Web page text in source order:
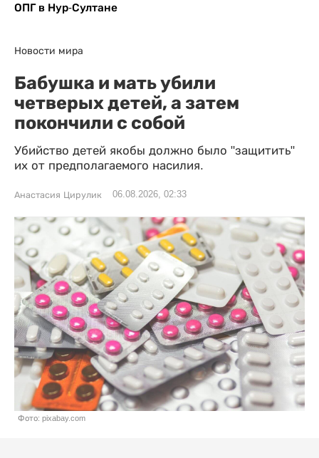
ОПГ в Нур-Султане
Новости мира
Бабушка и мать убили
четверых детей, а затем
покончили с собой
Убийство детей якобы должно было "защитить"
их от предполагаемого насилия.
Анастасия Цирулик 06.08.2026, 02:33
Фото: pixabay.com